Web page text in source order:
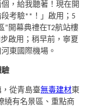
，給我聽著！現在開
考驗**！」啟用；5
”開幕典禮在T2航站樓
啟用；稍早前，寧夏
東國際機場。
驗
從青島臺無毒建材東
繞有名景區、重點商